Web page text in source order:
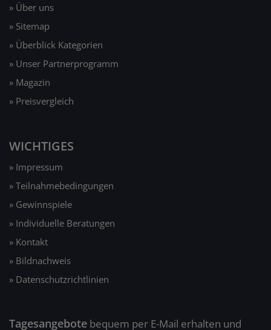
» Über uns
» Sitemap
» Überblick Kategorien
» Unser Partnerprogramm
» Magazin
» Preisvergleich
WICHTIGES
» Impressum
» Teilnahmebedingungen
» Gewinnspiele
» Individuelle Beratungen
» Kontakt
» Bildnachweis
» Datenschutzrichtlinien
Tagesangebote bequem per E-Mail erhalten und